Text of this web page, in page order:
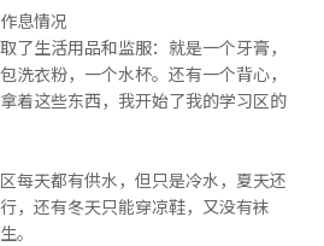
息情况
了生活用品和监服：就是一个牙膏，
洗衣粉，一个水杯。还有一个背心，
着这些东西，我开始了我的学习区的
每天都有供水，但只是冷水，夏天还
，还有冬天只能穿凉鞋，又没有袜
。